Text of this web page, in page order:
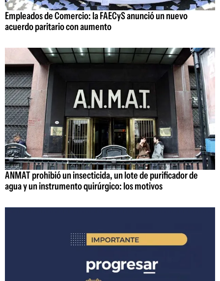
Empleados de Comercio: la FAECyS anunció un nuevo
acuerdo paritario con aumento
ANMAT prohibió un insecticida, un lote de purificador de
agua y un instrumento quirúrgico: los motivos